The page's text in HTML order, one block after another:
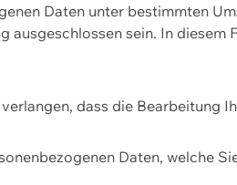
Daten unter bestimmten
sein. In
dass die Bearbeitung
Daten, welche